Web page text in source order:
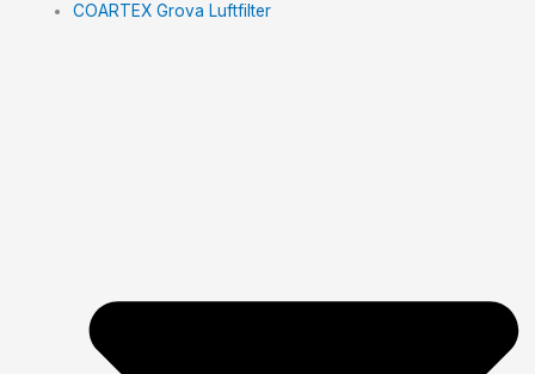
COARTEX Grova Luftfilter